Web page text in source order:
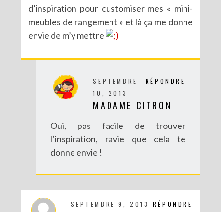
DIY : POTS À SUCCULENTES FURIEUSEMENT MARBRÉS (BATTLE #17)
d’inspiration pour customiser mes « mini-
meubles de rangement » et là ça me donne
envie de m’y mettre
RÉPONDRE
SEPTEMBRE
10, 2013
MADAME CITRON
Oui, pas facile de trouver
l’inspiration, ravie que cela te
donne envie !
RÉPONDRE
SEPTEMBRE 9, 2013